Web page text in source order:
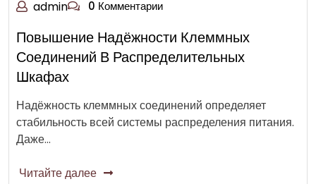
admin 0 Комментарии
Повышение Надёжности Клеммных
Соединений В Распределительных
Шкафах
Надёжность клеммных соединений определяет
стабильность всей системы распределения питания.
Даже…
Читайте далее